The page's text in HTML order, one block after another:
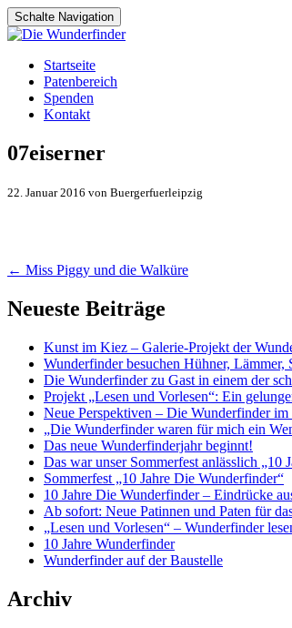
Schalte Navigation
Zum
Inhalt
springen
Startseite
Patenbereich
Spenden
Kontakt
07eiserner
22. Januar 2016 von Buergerfuerleipzig
Artikel-
Navigation
← Miss Piggy und die Walküre
Neueste Beiträge
Kunst im Kiez – Galerie-Projekt der
Wunderfinder besuchen Hühner, Lämmer,
Die Wunderfinder zu Gast in einem der
Projekt „Lesen und Vorlesen“: Ein
Neue Perspektiven – Die Wunderfinder
„Die Wunderfinder waren für mich ein
Das neue Wunderfinderjahr beginnt!
Das war unser Sommerfest anlässlich „10
Sommerfest „10 Jahre Die Wunderfinder“
10 Jahre Die Wunderfinder – Eindrücke
Ab sofort: Neue Patinnen und Paten für
„Lesen und Vorlesen“ – Wunderfinder
10 Jahre Wunderfinder
Wunderfinder auf der Baustelle
Archiv